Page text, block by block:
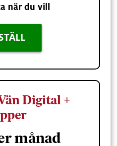
när du vill
Digital +
månad